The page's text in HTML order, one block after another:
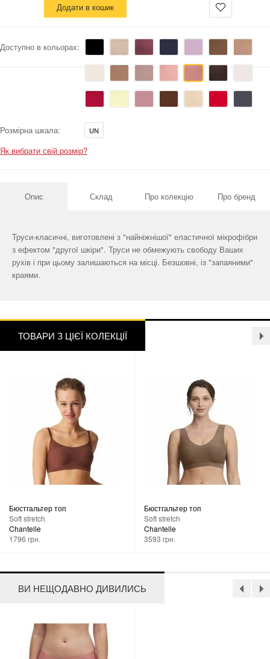
Додати в кошик
Доступно в кольорах:
Розмірна шкала: UN
Як вибрати свій розмір?
Опис Склад Про колекцію Про бренд
Труси-класичні, виготовлені з "найніжнішої" еластичної мікрофібри
з ефектом "другої шкіри". Труси не обмежують свободу Ваших
рухів і при цьому залишаються на місці. Безшовні, із "запаяними"
краями.
ТОВАРИ З ЦІЄЇ КОЛЕКЦІЇ
Бюстгальтер топ
Soft stretch
Chantelle
1796 грн.
Бюстгальтер топ
Soft stretch
Chantelle
3593 грн.
ВИ НЕЩОДАВНО ДИВИЛИСЬ